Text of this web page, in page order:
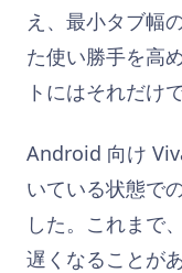
え、最小タブ幅
た使い勝手を高
トにはそれだけ
Android 向け
いている状態で
した。これまで
遅くなることが